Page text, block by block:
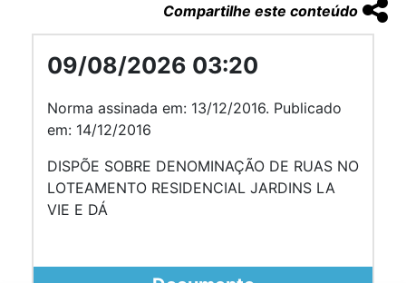
Compartilhe este conteúdo
09/08/2026 03:20
Norma assinada em: 13/12/2016. Publicado
em: 14/12/2016
DISPÕE SOBRE DENOMINAÇÃO DE RUAS NO
LOTEAMENTO RESIDENCIAL JARDINS LA
VIE E DÁ